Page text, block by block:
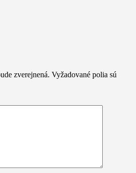
zverejnená. Vyžadované polia sú